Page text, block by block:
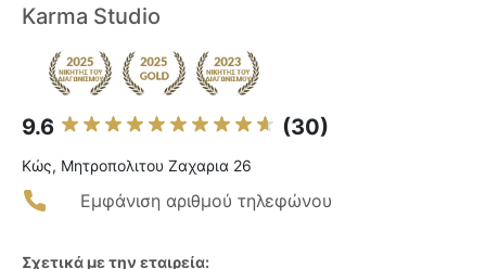
Karma Studio
9.6 (30)
Κώς, Mητρoπoλιτου Zαχαρια 26
Εμφάνιση αριθμού τηλεφώνου
Σχετικά με την εταιρεία: